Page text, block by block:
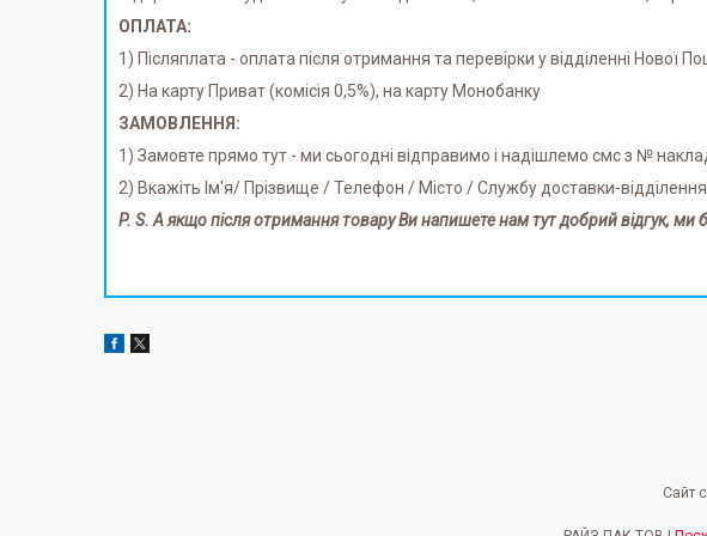
ОПЛАТА:
1) Післяплата - оплата після отримання та перевірки у відділенні
2) На карту Приват (комісія 0,5%), на карту Монобанку
ЗАМОВЛЕННЯ:
1) Замовте прямо тут - ми сьогодні відправимо і надішлемо смс з №
2) Вкажіть Ім'я/ Прізвище / Телефон / Місто / Службу доставки-відділення
P. S. А якщо після отримання товару Ви напишете нам тут добрий відгук, ми
Сайт